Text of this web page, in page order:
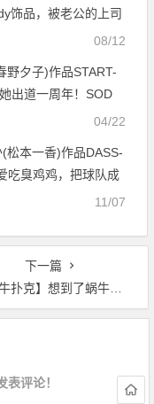
饰品，被老公的上司
08/12
野夕子)作品START-
出道一周年！SOD
04/22
(松本一香)作品DASS-
吃臭鸡鸡，把球队成
11/07
下一篇
】想到了蜗牛泡沫会破 没想到破得这么快…
表评论！